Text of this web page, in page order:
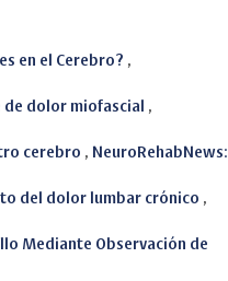
en el Cerebro? ,
dolor miofascial ,
cerebro , NeuroRehabNews:
del dolor lumbar crónico ,
Mediante Observación de